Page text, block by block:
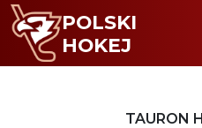
POLSKI
HOKEJ
TAURON